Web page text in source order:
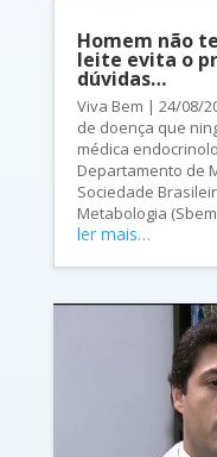
Homem não
leite evita o
dúvidas…
Viva Bem | 24/08/
de doença que
médica
Departamento de
Sociedade
Metabologia
ler mais…